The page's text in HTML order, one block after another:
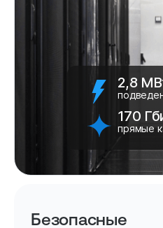
2,8
170
прямые
Безопасные